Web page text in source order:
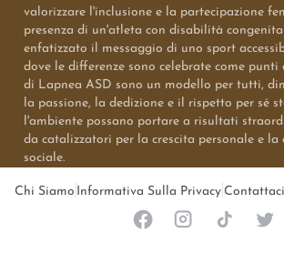
valorizzare l'inclusione e la partecipazione
presenza di un'atleta con disabilità
enfatizzato il messaggio di uno sport
dove le differenze sono celebrate come
di Lapnea ASD sono un modello per tutti,
la passione, la dedizione e il rispetto per sé
l'ambiente possano portare a risultati
da catalizzatori per la crescita personale e la
sociale.
Chi Siamo Informativa Sulla Privacy Contattaci